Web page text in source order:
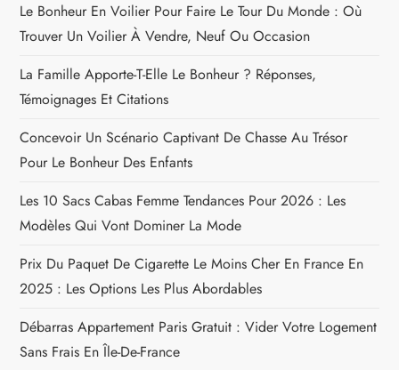
Le Bonheur En Voilier Pour Faire Le Tour Du Monde : Où
Trouver Un Voilier À Vendre, Neuf Ou Occasion
La Famille Apporte-T-Elle Le Bonheur ? Réponses,
Témoignages Et Citations
Concevoir Un Scénario Captivant De Chasse Au Trésor
Pour Le Bonheur Des Enfants
Les 10 Sacs Cabas Femme Tendances Pour 2026 : Les
Modèles Qui Vont Dominer La Mode
Prix Du Paquet De Cigarette Le Moins Cher En France En
2025 : Les Options Les Plus Abordables
Débarras Appartement Paris Gratuit : Vider Votre Logement
Sans Frais En Île-De-France